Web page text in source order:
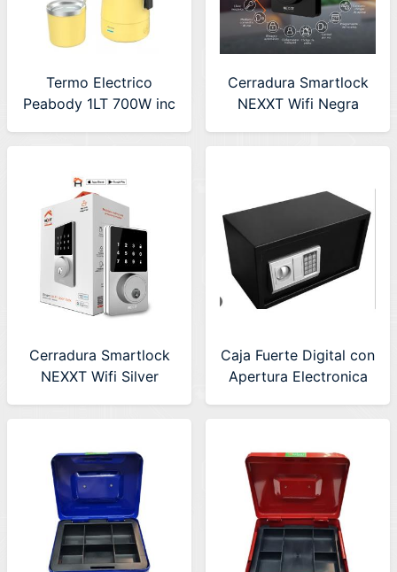
Termo Electrico
Peabody 1LT 700W inc
Cerradura Smartlock
NEXXT Wifi Negra
Cerradura Smartlock
NEXXT Wifi Silver
Caja Fuerte Digital con
Apertura Electronica